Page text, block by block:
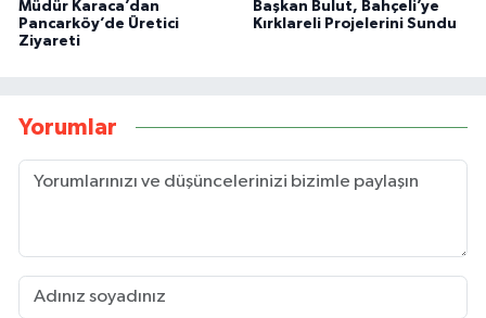
Müdür Karaca’dan
Pancarköy’de Üretici
Ziyareti
Başkan Bulut, Bahçeli’ye
Kırklareli Projelerini Sundu
Yorumlar